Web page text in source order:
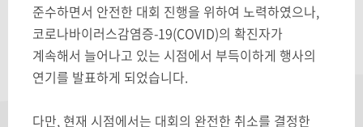
준수하면서 안전한 대회 진행을 위하여 노력하였으나,
코로나바이러스감염증-19(COVID)의 확진자가
계속해서 늘어나고 있는 시점에서 부득이하게 행사의
연기를 발표하게 되었습니다.
다만, 현재 시점에서는 대회의 완전한 취소를 결정한